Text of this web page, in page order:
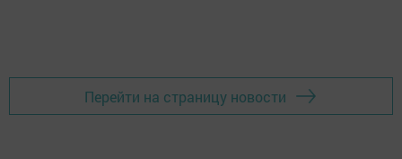
Перейти на страницу новости